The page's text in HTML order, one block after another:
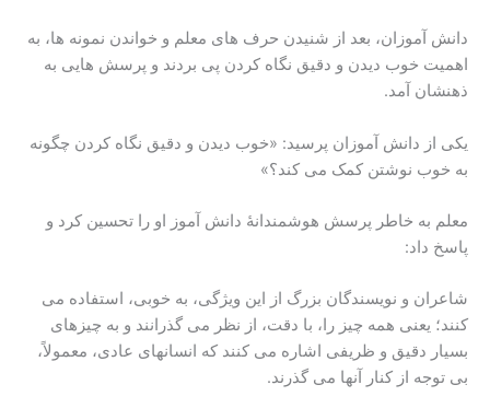
دانش آموزان، بعد از شنیدن حرف های معلم و خواندن نمونه ها، به
اهمیت خوب دیدن و دقیق نگاه کردن پی بردند و پرسش هایی به
ذهنشان آمد.
یکی از دانش آموزان پرسید: «خوب دیدن و دقیق نگاه کردن چگونه
به خوب نوشتن کمک می کند؟»
معلم به خاطر پرسش هوشمندانۀ دانش آموز او را تحسین کرد و
پاسخ داد:
شاعران و نویسندگان بزرگ از این ویژگی، به خوبی، استفاده می
کنند؛ یعنی همه چیز را، با دقت، از نظر می گذرانند و به چیزهای
بسیار دقیق و ظریفی اشاره می کنند که انسانهای عادی، معمولاً،
بی توجه از کنار آنها می گذرند.